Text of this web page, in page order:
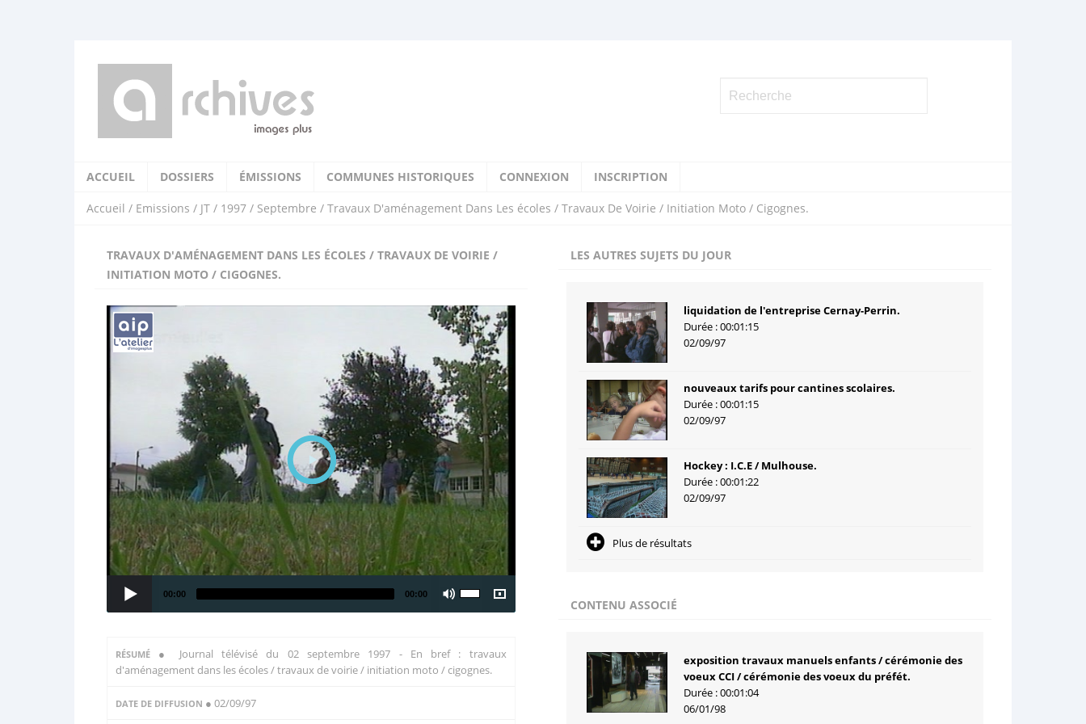
ACCUEIL DOSSIERS ÉMISSIONS COMMUNES HISTORIQUES CONNEXION INSCRIPTION
Accueil / Emissions / JT / 1997 / Septembre / Travaux D'aménagement Dans Les écoles / Travaux De Voirie / Initiation Moto / Cigognes.
TRAVAUX D'AMÉNAGEMENT DANS LES ÉCOLES / TRAVAUX DE VOIRIE /
INITIATION MOTO / CIGOGNES.
00:00 00:00
RÉSUMÉ ● Journal télévisé du 02 septembre 1997 - En bref : travaux
d'aménagement dans les écoles / travaux de voirie / initiation moto / cigognes.
DATE DE DIFFUSION ● 02/09/97
LES AUTRES SUJETS DU JOUR
liquidation de l'entreprise Cernay-Perrin.
Durée : 00:01:15
02/09/97
nouveaux tarifs pour cantines scolaires.
Durée : 00:01:15
02/09/97
Hockey : I.C.E / Mulhouse.
Durée : 00:01:22
02/09/97
Plus de résultats
CONTENU ASSOCIÉ
exposition travaux manuels enfants / cérémonie des
voeux CCI / cérémonie des voeux du préfét.
Durée : 00:01:04
06/01/98